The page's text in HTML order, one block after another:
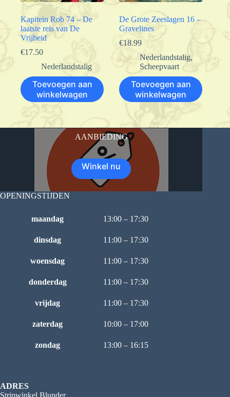
Kapitein Rob 74 – De
laatste reis van De
Vrijheid
€17.50
Nederlandstalig
Toevoegen aan
winkelwagen
De Grote Zeeslagen 16 –
Gravelines
€18.99
Nederlandstalig,
Scheepvaart
Toevoegen aan
winkelwagen
AANBIEDING
Winkel nu
OPENINGSTIJDEN
maandag 13:00 – 17:30
dinsdag 11:00 – 17:30
woensdag 11:00 – 17:30
donderdag 11:00 – 17:30
vrijdag 11:00 – 17:30
zaterdag 10:00 – 17:00
zondag 13:00 – 16:15
ADRES
Stripwinkel Blunder